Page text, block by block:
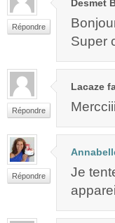
Répondre
Desmet
Super
Répondre
Lacaze
Répondre
Je